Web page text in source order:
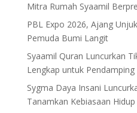
Mitra Rumah Syaamil
PBL Expo 2026, Ajang
Pemuda Bumi Langit
Syaamil Quran Luncurkan
Lengkap untuk Pendamping
Sygma Daya Insani
Tanamkan Kebiasaan